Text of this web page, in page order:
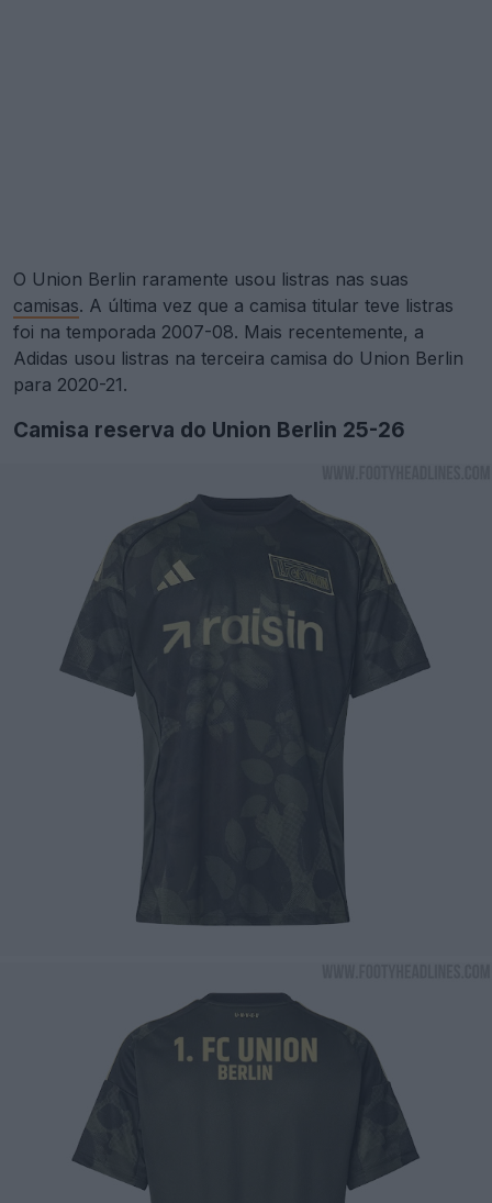
O Union Berlin raramente usou listras nas suas
camisas. A última vez que a camisa titular teve listras
foi na temporada 2007-08. Mais recentemente, a
Adidas usou listras na terceira camisa do Union Berlin
para 2020-21.
Camisa reserva do Union Berlin 25-26